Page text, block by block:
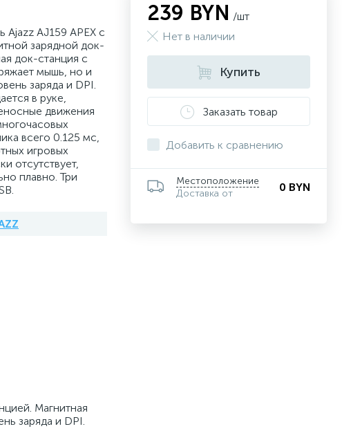
AJ159 APEX с
зарядной док-
док-станция с
мышь, но и
заряда и DPI.
в руке,
движения
всего 0.125 мс,
игровых
отсутствует,
плавно. Три
Магнитная
заряда и DPI.
239 BYN /шт
Нет в наличии
Купить
Заказать товар
Добавить к сравнению
Местоположение
Доставка от
0 BYN